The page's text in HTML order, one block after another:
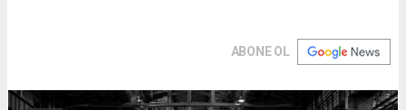
ABONE OL